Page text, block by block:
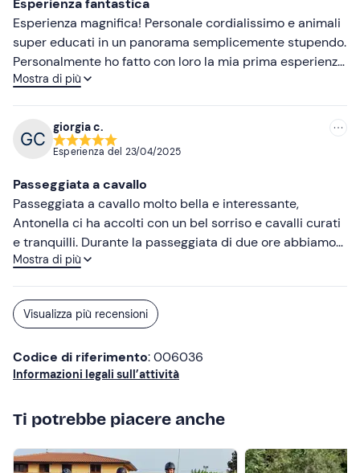
Esperienza fantastica
Esperienza magnifica! Personale cordialissimo e animali
super educati in un panorama semplicemente stupendo.
Personalmente ho fatto con loro la mia prima esperienza
e sono stati completamente bravi a spiegare tutto nei
Inoltre alla fine della passeggiata sono stata deliziata di
un assaggio di pane con olio e altri prodotti tipici e di
loro produzione. Tutti buonissimo e super igienico.
Mostra di più
giorgia c.
Esperienza del 23/04/2025
Passeggiata a cavallo
Passeggiata a cavallo molto bella e interessante,
Antonella ci ha accolti con un bel sorriso e cavalli curati
e tranquilli. Durante la passeggiata di due ore abbiamo
avuto modo di osservare la natura da un altro punto di
tragitto ci sono state scattate delle foto di gruppo molto
belle con lo sfondo dell'Etna, un bellissimo ricordo da
telefonicamente prima della passeggiata per
comunicare le stazze dei partecipanti in modo tale da
un esperimenza che consiglio anche ai più piccoli
Mostra di più
Visualizza più recensioni
Codice di riferimento: 006036
Informazioni legali sull’attività
Ti potrebbe piacere anche